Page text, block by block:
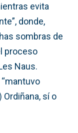
evita
donde,
sombras de
proceso
Naus.
sí o